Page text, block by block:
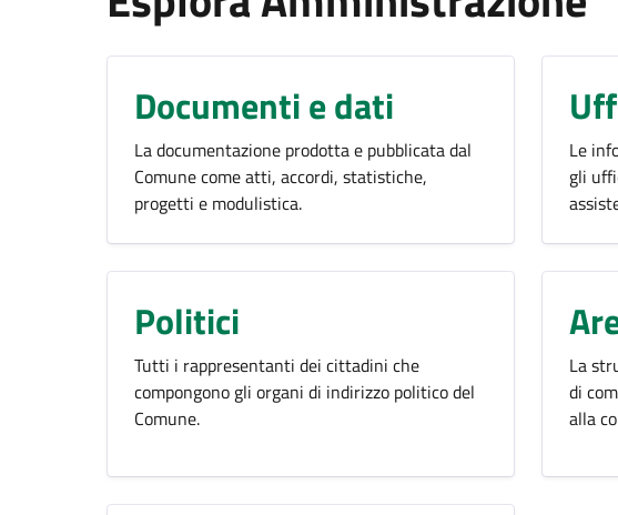
Documenti e dati
La documentazione prodotta e pubblicata dal
Comune come atti, accordi, statistiche,
progetti e modulistica.
Le
gli
Politici
Tutti i rappresentanti dei cittadini che
compongono gli organi di indirizzo politico del
Comune.
La
di
alla